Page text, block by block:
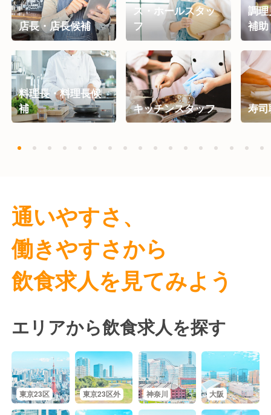
店長・店長候補
料理長・料理長候
補
ス・ホールスタッ
フ
キッチンスタッフ
調
補助
寿
通いやすさ、
働きやすさから
飲食求人を見てみよう
エリアから飲食求人を探す
東京23区 東京23区外 神奈川 大阪